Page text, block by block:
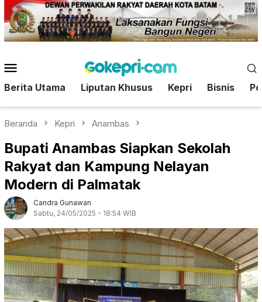
Loncat
ke
konten
Mobile
Berita Utama Liputan Khusus Kepri Bisnis
Beranda Kepri Anambas
Bupati Anambas Siapkan Sekolah
Rakyat dan Kampung Nelayan
Modern di Palmatak
Candra Gunawan
Sabtu, 24/05/2025 - 18:54 WIB